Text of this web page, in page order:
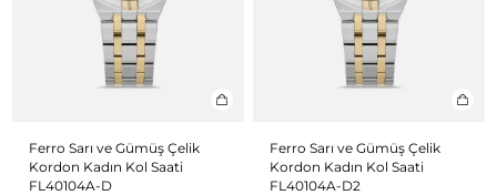
Ferro Sarı ve Gümüş Çelik
Kordon Kadın Kol Saati
FL40104A-D
Ferro Sarı ve Gümüş Çelik
Kordon Kadın Kol Saati
FL40104A-D2